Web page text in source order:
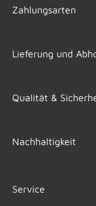
Zahlungsarten
Lieferung und
Qualität &
Nachhaltigkeit
Service